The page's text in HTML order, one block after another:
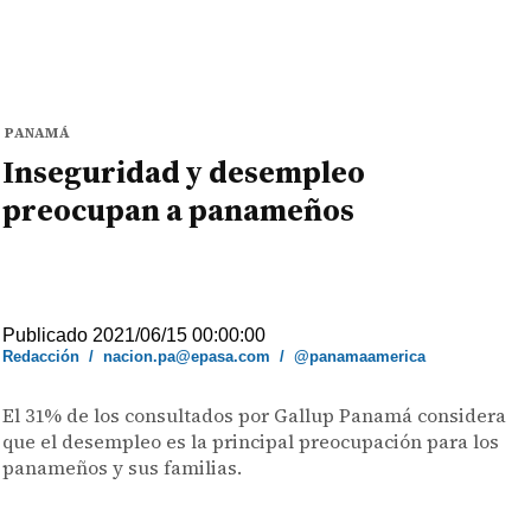
PANAMÁ
Inseguridad y desempleo
preocupan a panameños
Publicado 2021/06/15 00:00:00
Redacción /nacion.pa@epasa.com /@panamaamerica
El 31% de los consultados por Gallup Panamá considera
que el desempleo es la principal preocupación para los
panameños y sus familias.